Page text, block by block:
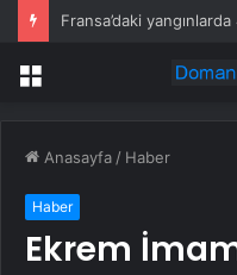
Fransa’daki
Menü
Anasayfa / Haber
Haber
Ekrem